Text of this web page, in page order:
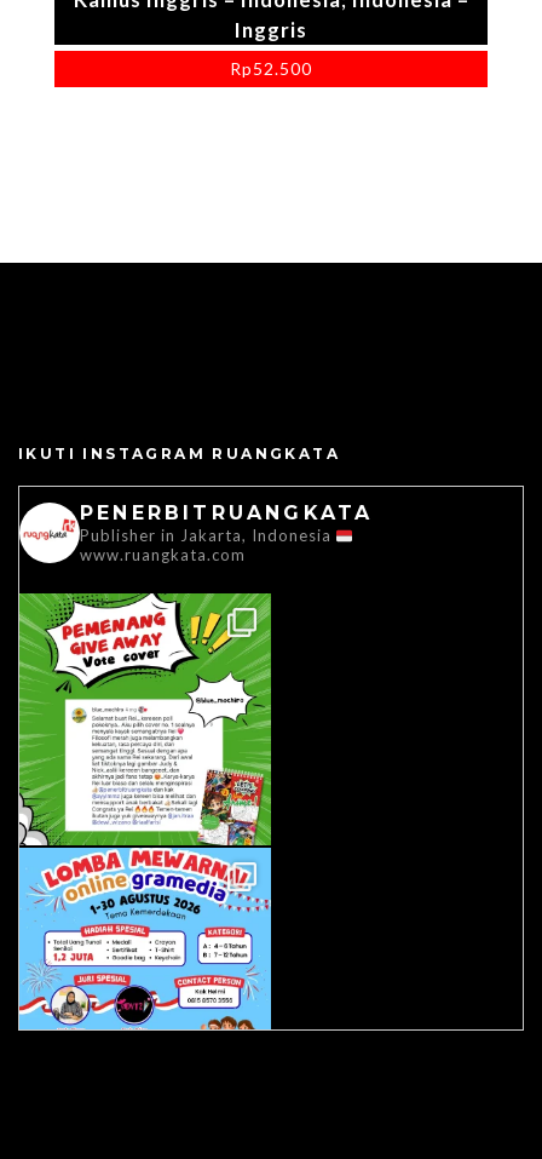
Inggris
Rp52.500
IKUTI INSTAGRAM RUANGKATA
PENERBITRUANGKATA
Publisher in Jakarta, Indonesia
www.ruangkata.com